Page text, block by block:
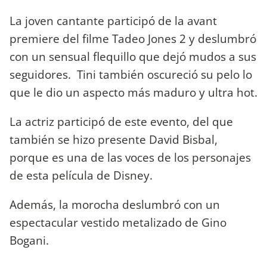
La joven cantante participó de la avant
premiere del filme Tadeo Jones 2 y deslumbró
con un sensual flequillo que dejó mudos a sus
seguidores. Tini también oscureció su pelo lo
que le dio un aspecto más maduro y ultra hot.
La actriz participó de este evento, del que
también se hizo presente David Bisbal,
porque es una de las voces de los personajes
de esta película de Disney.
Además, la morocha deslumbró con un
espectacular vestido metalizado de Gino
Bogani.